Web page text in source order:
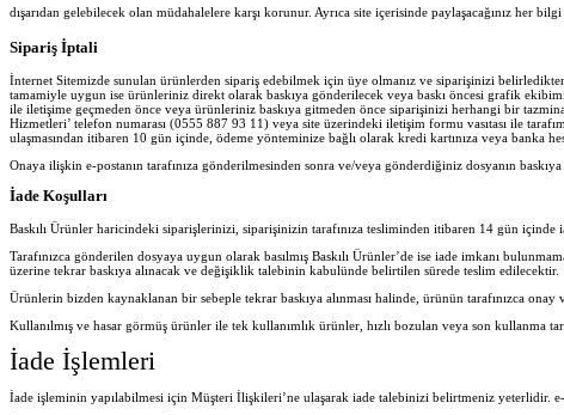
dışarıdan gelebilecek olan müdahalelere karşı korunur. Ayrıca site içerisinde paylaşacağınız her
Sipariş İptali
İnternet Sitemizde sunulan ürünlerden sipariş edebilmek için üye olmanız ve siparişinizi
tamamiyle uygun ise ürünleriniz direkt olarak baskıya gönderilecek veya baskı öncesi grafik
ile iletişime geçmeden önce veya ürünleriniz baskıya gitmeden önce siparişinizi herhangi bir
Hizmetleri’ telefon numarası (0555 887 93 11) veya site üzerindeki iletişim formu vasıtası ile
ulaşmasından itibaren 10 gün içinde, ödeme yönteminize bağlı olarak kredi kartınıza veya banka
Onaya ilişkin e-postanın tarafınıza gönderilmesinden sonra ve/veya gönderdiğiniz dosyanın
İade Koşulları
Baskılı Ürünler haricindeki siparişlerinizi, siparişinizin tarafınıza tesliminden itibaren 14 gün içinde
Tarafınızca gönderilen dosyaya uygun olarak basılmış Baskılı Ürünler’de ise iade imkanı
üzerine tekrar baskıya alınacak ve değişiklik talebinin kabulünde belirtilen sürede teslim edilecektir.
Ürünlerin bizden kaynaklanan bir sebeple tekrar baskıya alınması halinde, ürünün tarafınızca
Kullanılmış ve hasar görmüş ürünler ile tek kullanımlık ürünler, hızlı bozulan veya son kullanma
İade İşlemleri
İade işleminin yapılabilmesi için Müşteri İlişkileri’ne ulaşarak iade talebinizi belirtmeniz yeterlidir.